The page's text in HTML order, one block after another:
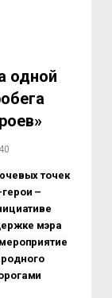
одной
точек
–
мэра